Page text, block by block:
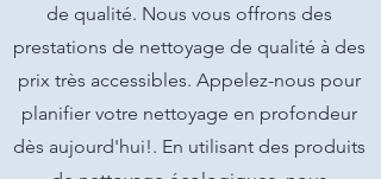
de qualité. Nous vous offrons des
prestations de nettoyage de qualité à des
prix très accessibles. Appelez-nous pour
planifier votre nettoyage en profondeur
dès aujourd'hui!. En utilisant des produits